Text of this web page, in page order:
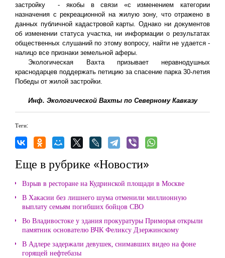
застройку
- якобы в связи «с изменением категории
назначения с рекреационной на жилую зону, что отражено в
данных публичной кадастровой карты. Однако ни документов
об изменении статуса участка, ни информации о результатах
общественных слушаний по этому вопросу, найти не удается -
налицо все признаки земельной аферы.
Экологическая Вахта призывает неравнодушных
краснодарцев поддержать петицию за спасение парка 30-летия
Победы от жилой застройки.
Инф. Экологической Вахты по Северному Кавказу
Теги:
Еще в рубрике «Новости»
Взрыв в ресторане на Кудринской площади в Москве
В Хакасии без лишнего шума отменили миллионную
выплату семьям погибших бойцов СВО
Во Владивостоке у здания прокуратуры Приморья открыли
памятник основателю ВЧК Феликсу Дзержинскому
В Адлере задержали девушек, снимавших видео на фоне
горящей нефтебазы